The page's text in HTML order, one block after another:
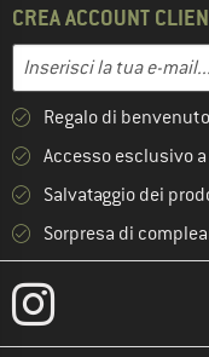
CREA ACCOUNT
Indirizzo e-mail
Inserisci qui il tuo
Regalo di
Accesso esclusivo
Salvataggio dei
Sorpresa di